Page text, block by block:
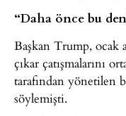
“Daha önce bu
Başkan Trump, ocak
çıkar çatışmalarını
tarafından yönetilen
söylemişti.